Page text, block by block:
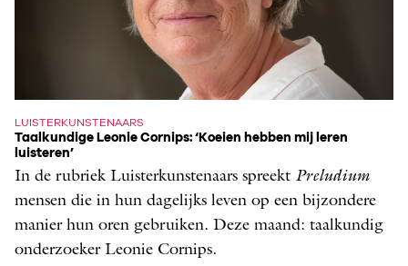
LUISTERKUNSTENAARS
Taalkundige Leonie Cornips: ‘Koeien hebben mij leren
luisteren’
In de rubriek Luisterkunstenaars spreekt ­ Preludium
mensen die in hun dagelijks leven op een bijzondere
manier hun oren gebruiken. Deze maand: taalkundig
onderzoeker Leonie Cornips.